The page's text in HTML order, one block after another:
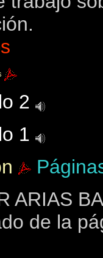
2
1
ARIAS
de la